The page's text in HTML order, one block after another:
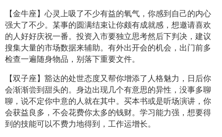
【金牛座】心灵上吸了不少有益的氧气，你感到自己的内心
强大了不少。某事的圆满结束让你颇有成就感，想邀请喜欢
的人好好庆祝一番。投资入市要独立思考然后下判决，建议
搜集大量的市场数据来辅助。有外出开会的机会，出门前多
检查一遍随身物品，别落下重要文件。
【双子座】豁达的处世态度又帮你增添了人格魅力，日后你
会渐渐尝到甜头的。身边出现几个有意思的异性，没事多聊
聊，说不定你中意的人就在其中。买本书或是听场演讲，你
会获益良多，不会花费你太多的钱财。学习能力强，想要得
到的技能可以不费力地得到，工作运增长。